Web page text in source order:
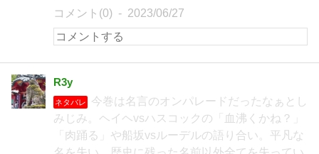
コメント(0) 2023/06/27
R3y
ネタバレ
今巻は名言のオンパレードだったなぁとし
みじみ。ヘイヘvsハスコックの「血沸くかね？」
「肉踊る」や船坂vsルーデルの語り合い。平凡な